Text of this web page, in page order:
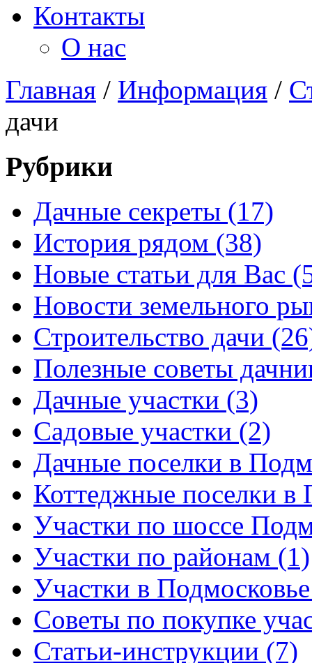
Контакты
О нас
Главная / Информация /
дачи
Рубрики
Дачные секреты (17)
История рядом (38)
Новые статьи для Вас
Новости земельного
Строительство дачи
Полезные советы
Дачные участки (3)
Садовые участки (2)
Дачные поселки в
Коттеджные поселки в
Участки по шоссе
Участки по районам (1)
Участки в
Советы по покупке
Статьи-инструкции (7)